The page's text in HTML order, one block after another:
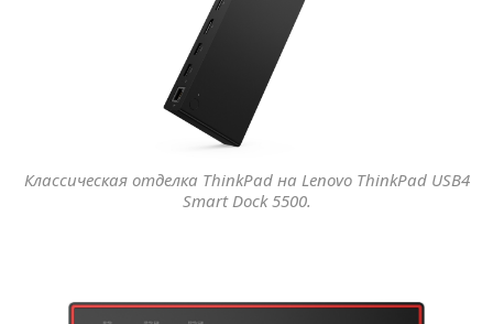
Классическая отделка ThinkPad на Lenovo ThinkPad USB4
Smart Dock 5500.